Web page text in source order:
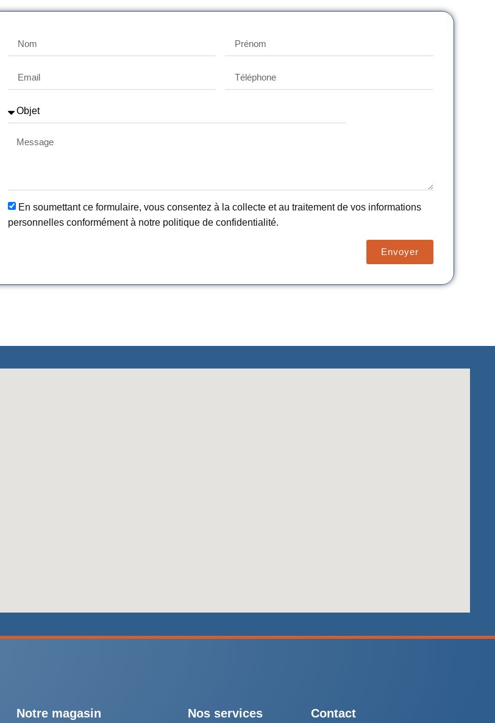
En soumettant ce formulaire, vous consentez à la collecte et au traitement de vos informations
personnelles conformément à notre politique de confidentialité.
Envoyer
Notre magasin Nos services Contact